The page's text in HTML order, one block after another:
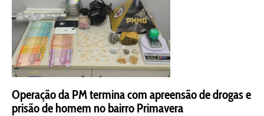
Operação da PM termina com apreensão de drogas e
prisão de homem no bairro Primavera